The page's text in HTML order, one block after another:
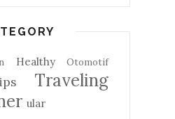
Healthy Otomotif
Traveling
ular